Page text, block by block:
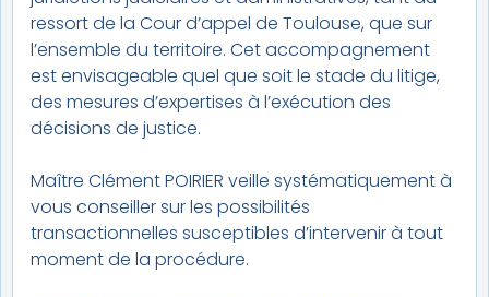
ressort de la Cour d’appel de Toulouse, que sur
l’ensemble du territoire. Cet accompagnement
est envisageable quel que soit le stade du litige,
des mesures d’expertises à l’exécution des
décisions de justice.
Maître Clément POIRIER veille systématiquement à
vous conseiller sur les possibilités
transactionnelles susceptibles d’intervenir à tout
moment de la procédure.